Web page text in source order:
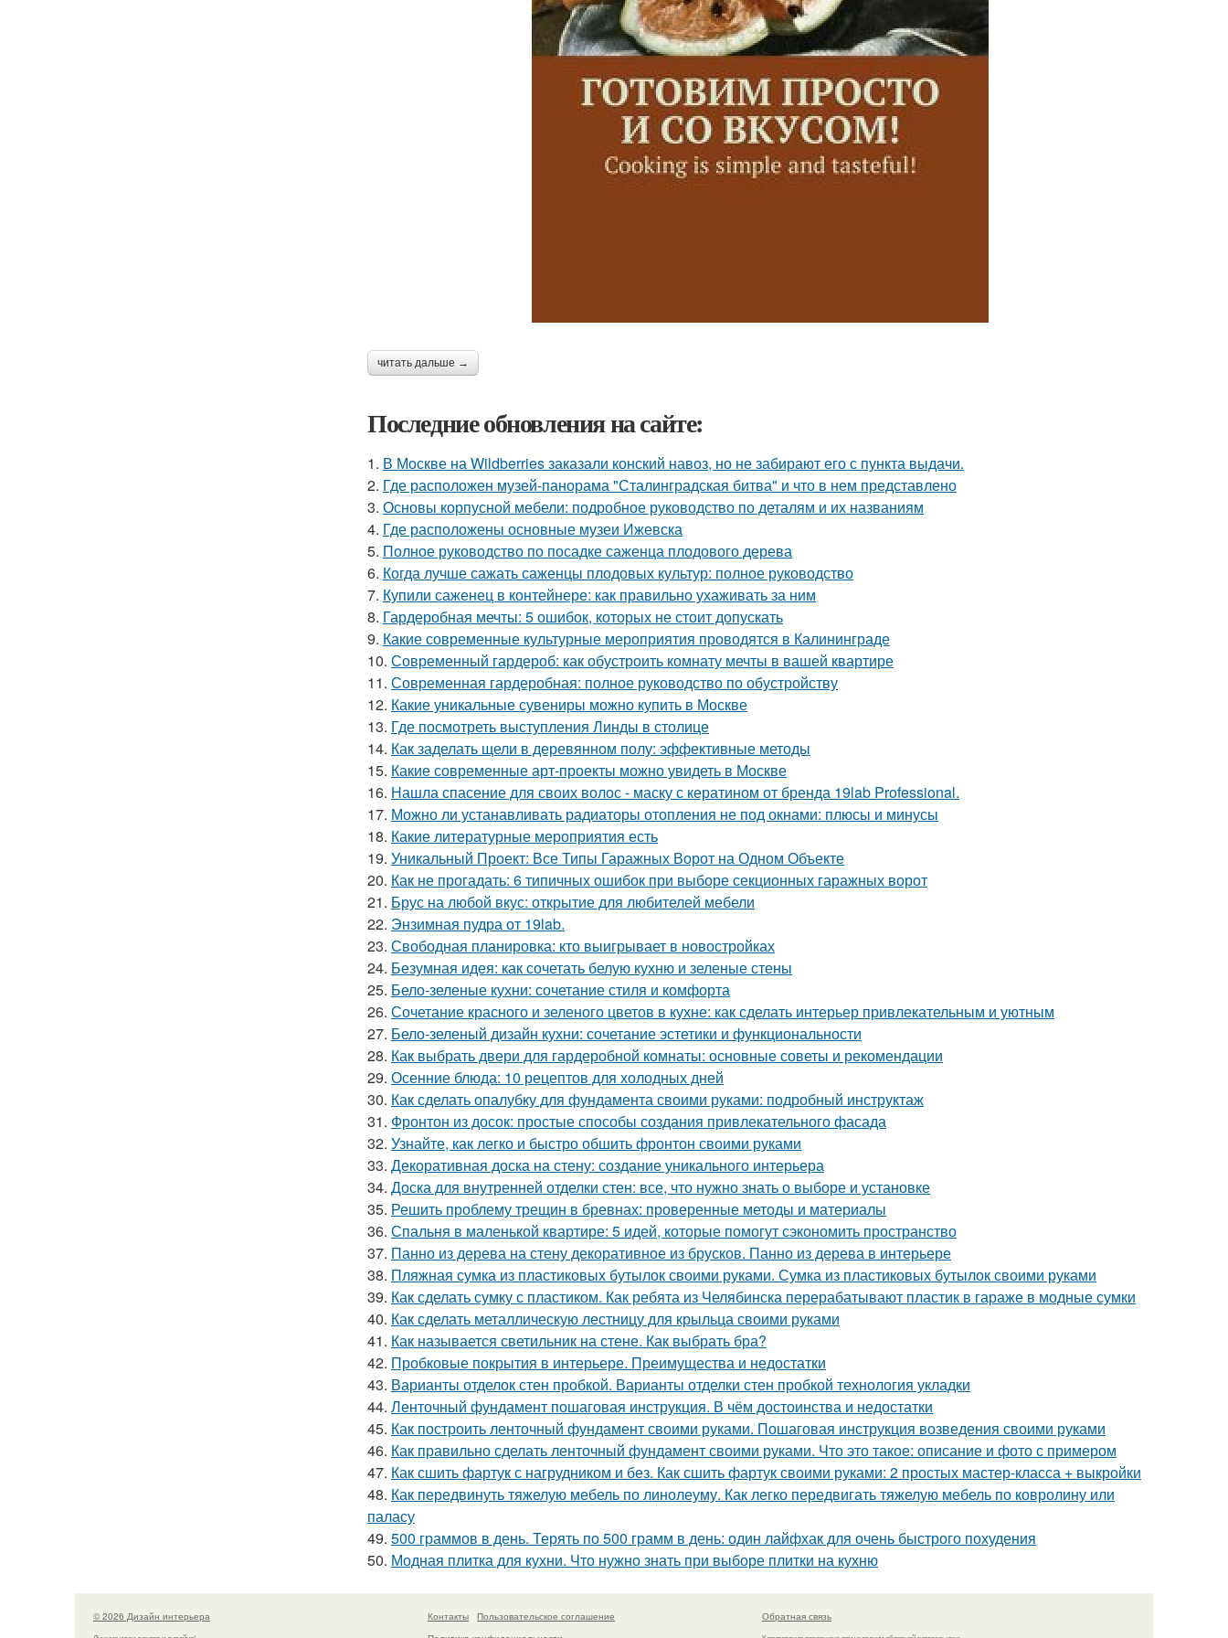
читать дальше →
Последние обновления на сайте:
1. В Москве на Wildberries заказали конский навоз, но не забирают его с пункта выдачи.
2. Где расположен музей-панорама "Сталинградская битва" и что в нем представлено
3. Основы корпусной мебели: подробное руководство по деталям и их названиям
4. Где расположены основные музеи Ижевска
5. Полное руководство по посадке саженца плодового дерева
6. Когда лучше сажать саженцы плодовых культур: полное руководство
7. Купили саженец в контейнере: как правильно ухаживать за ним
8. Гардеробная мечты: 5 ошибок, которых не стоит допускать
9. Какие современные культурные мероприятия проводятся в Калининграде
10. Современный гардероб: как обустроить комнату мечты в вашей квартире
11. Современная гардеробная: полное руководство по обустройству
12. Какие уникальные сувениры можно купить в Москве
13. Где посмотреть выступления Линды в столице
14. Как заделать щели в деревянном полу: эффективные методы
15. Какие современные арт-проекты можно увидеть в Москве
16. Нашла спасение для своих волос - маску с кератином от бренда 19lab Professional.
17. Можно ли устанавливать радиаторы отопления не под окнами: плюсы и минусы
18. Какие литературные мероприятия есть
19. Уникальный Проект: Все Типы Гаражных Ворот на Одном Объекте
20. Как не прогадать: 6 типичных ошибок при выборе секционных гаражных ворот
21. Брус на любой вкус: открытие для любителей мебели
22. Энзимная пудра от 19lab.
23. Свободная планировка: кто выигрывает в новостройках
24. Безумная идея: как сочетать белую кухню и зеленые стены
25. Бело-зеленые кухни: сочетание стиля и комфорта
26. Сочетание красного и зеленого цветов в кухне: как сделать интерьер привлекательным и уютным
27. Бело-зеленый дизайн кухни: сочетание эстетики и функциональности
28. Как выбрать двери для гардеробной комнаты: основные советы и рекомендации
29. Осенние блюда: 10 рецептов для холодных дней
30. Как сделать опалубку для фундамента своими руками: подробный инструктаж
31. Фронтон из досок: простые способы создания привлекательного фасада
32. Узнайте, как легко и быстро обшить фронтон своими руками
33. Декоративная доска на стену: создание уникального интерьера
34. Доска для внутренней отделки стен: все, что нужно знать о выборе и установке
35. Решить проблему трещин в бревнах: проверенные методы и материалы
36. Спальня в маленькой квартире: 5 идей, которые помогут сэкономить пространство
37. Панно из дерева на стену декоративное из брусков. Панно из дерева в интерьере
38. Пляжная сумка из пластиковых бутылок своими руками. Сумка из пластиковых бутылок своими руками
39. Как сделать сумку с пластиком. Как ребята из Челябинска перерабатывают пластик в гараже в модные сумки
40. Как сделать металлическую лестницу для крыльца своими руками
41. Как называется светильник на стене. Как выбрать бра?
42. Пробковые покрытия в интерьере. Преимущества и недостатки
43. Варианты отделок стен пробкой. Варианты отделки стен пробкой технология укладки
44. Ленточный фундамент пошаговая инструкция. В чём достоинства и недостатки
45. Как построить ленточный фундамент своими руками. Пошаговая инструкция возведения своими руками
46. Как правильно сделать ленточный фундамент своими руками. Что это такое: описание и фото с примером
47. Как сшить фартук с нагрудником и без. Как сшить фартук своими руками: 2 простых мастер-класса + выкройки
48. Как передвинуть тяжелую мебель по линолеуму. Как легко передвигать тяжелую мебель по ковролину или
паласу
49. 500 граммов в день. Терять по 500 грамм в день: один лайфхак для очень быстрого похудения
50. Модная плитка для кухни. Что нужно знать при выборе плитки на кухню
© 2026 Дизайн интерьера Контакты
Пользовательское соглашение
Обратная связь